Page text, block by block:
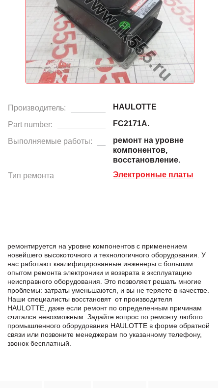
Производитель: HAULOTTE
Part number: FC2171A.
Выполняемые работы:
ремонт на уровне
компонентов,
восстановление.
Тип ремонта
Электронные платы
ремонтируется на уровне компонентов с применением
новейшего высокоточного и технологичного оборудования. У
нас работают квалифицированные инженеры с большим
опытом ремонта электроники и возврата в эксплуатацию
неисправного оборудования. Это позволяет решать многие
проблемы: затраты уменьшаются, и вы не теряете в качестве.
Наши специалисты восстановят от производителя
HAULOTTE, даже если ремонт по определенным причинам
считался невозможным. Задайте вопрос по ремонту любого
промышленного оборудования HAULOTTE в формe обратной
связи или позвоните менеджерам по указанному телефону,
звонок бесплатный.